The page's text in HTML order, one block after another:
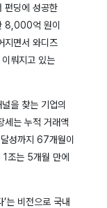
펀딩에 성공한
8,000억 원이
지면서 와디즈
뤄지고 있는
을 찾는 기업의
세는 누적 거래액
성까지 67개월이
조는 5개월 만에
는 비전으로 국내